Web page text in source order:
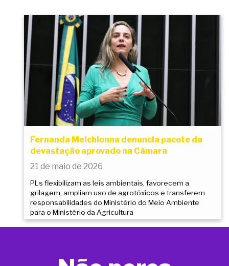
Fernanda Melchionna denuncia pacote da
devastação aprovado na Câmara
21 de maio de 2026
PLs flexibilizam as leis ambientais, favorecem a
grilagem, ampliam uso de agrotóxicos e transferem
responsabilidades do Ministério do Meio Ambiente
para o Ministério da Agricultura